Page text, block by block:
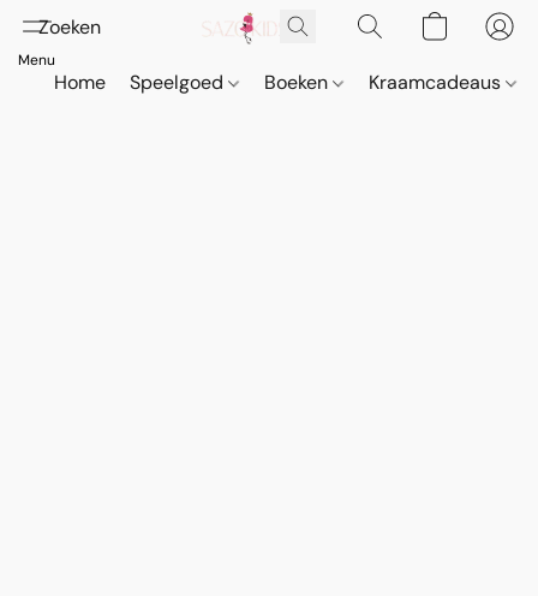
Home Speelgoed Boeken Kraamcadeaus